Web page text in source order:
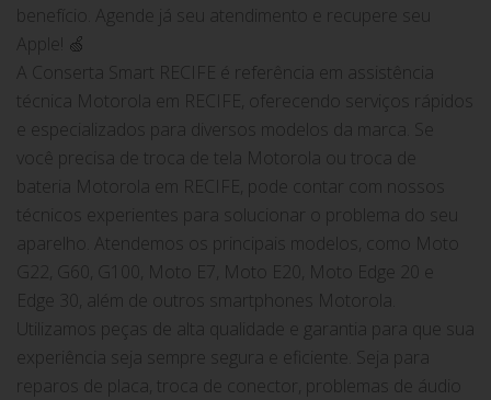
benefício. Agende já seu atendimento e recupere seu
Apple! 🍏
A Conserta Smart RECIFE é referência em assistência
técnica Motorola em RECIFE, oferecendo serviços rápidos
e especializados para diversos modelos da marca. Se
você precisa de troca de tela Motorola ou troca de
bateria Motorola em RECIFE, pode contar com nossos
técnicos experientes para solucionar o problema do seu
aparelho. Atendemos os principais modelos, como Moto
G22, G60, G100, Moto E7, Moto E20, Moto Edge 20 e
Edge 30, além de outros smartphones Motorola.
Utilizamos peças de alta qualidade e garantia para que sua
experiência seja sempre segura e eficiente. Seja para
reparos de placa, troca de conector, problemas de áudio